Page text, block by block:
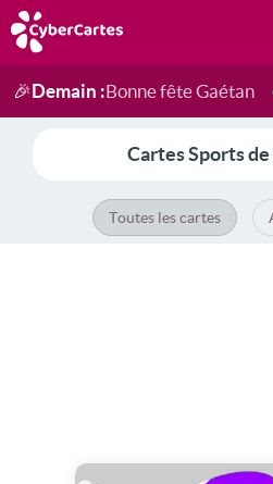
Anniversaire
Fête du jour
Amour
Amitié
Merci
Toutes les cartes
🎉Demain :Bonne fête Gaétan
Cartes Sports
Toutes les cartes